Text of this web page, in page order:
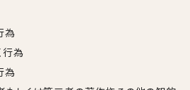
為
行為
為